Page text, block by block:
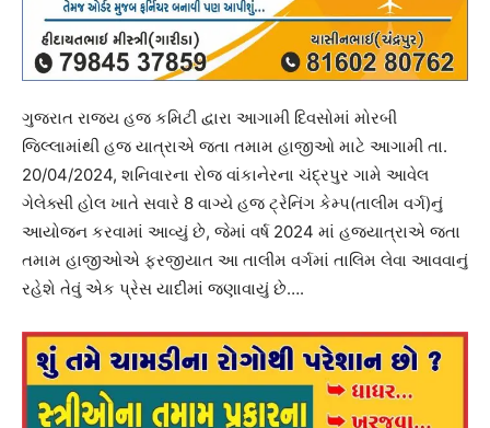
ગુજરાત રાજ્ય હજ કમિટી દ્વારા આગામી દિવસોમાં મોરબી
જિલ્લામાંથી હજ યાત્રાએ જતા તમામ હાજીઓ માટે આગામી તા.
20/04/2024, શનિવારના રોજ વાંકાનેરના ચંદ્રપુર ગામે આવેલ
ગેલેક્સી હોલ ખાતે સવારે 8 વાગ્યે હજ ટ્રેનિંગ કેમ્પ(તાલીમ વર્ગ)નું
આયોજન કરવામાં આવ્યું છે, જેમાં વર્ષ 2024 માં હજયાત્રાએ જતા
તમામ હાજીઓએ ફરજીયાત આ તાલીમ વર્ગમાં તાલિમ લેવા આવવાનું
રહેશે તેવું એક પ્રેસ યાદીમાં જણાવાયું છે….